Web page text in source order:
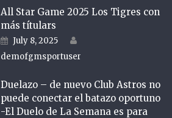
All Star Game 2025 Los Tigres con
más títulars
Posted on
July 8, 2025
demofgmsportuser
Duelazo – de nuevo Club Astros no
puede conectar el batazo oportuno
-El Duelo de La Semana es para